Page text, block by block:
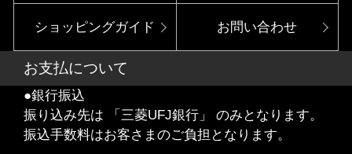
ショッピングガイド お問い合わせ
お支払について
●銀行振込
振り込み先は 「三菱UFJ銀行」 のみとなります。
振込手数料はお客さまのご負担となります。